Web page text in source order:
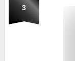
3